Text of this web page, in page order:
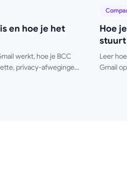
en hoe je het
werkt, hoe je BCC
privacy-afwegingen
Hoe
stuurt
Leer
Gmail